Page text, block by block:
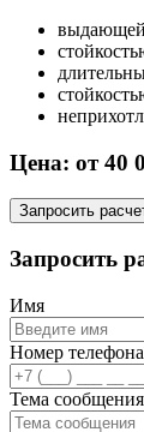
Цена: от 40
Запросить
Запросить
Имя
Номер
Тема сообщения